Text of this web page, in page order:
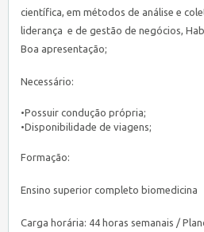
científica, em métodos de análise e
liderança e de gestão de negócios,
Boa apresentação;
Necessário:
•Possuir condução própria;
•Disponibilidade de viagens;
Formação:
Ensino superior completo biomedicina
Carga horária: 44 horas semanais /